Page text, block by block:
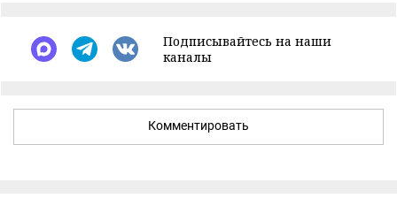
Подписывайтесь на наши
каналы
Комментировать